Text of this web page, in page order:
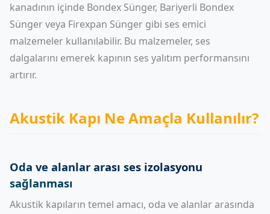
kanadının içinde Bondex Sünger, Bariyerli Bondex
Süngerveya Firexpan Sünger gibi ses emici
malzemeler kullanılabilir. Bu malzemeler, ses
dalgalarını emerek kapının ses yalıtım performansını
artırır.
Akustik Kapı Ne Amaçla Kullanılır?
Oda ve alanlar arası ses izolasyonu
sağlanması
Akustik kapıların temel amacı, oda ve alanlar arasında